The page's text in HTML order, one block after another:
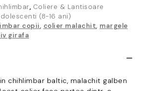
, Coliere & Lantisoare
(8-16 ani)
copii, colier malachit, margele
girafa
chihlimbar baltic, malachit galben